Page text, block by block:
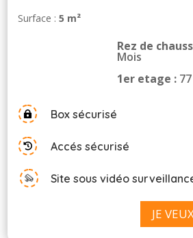
Surface : 5 m²
Rez de
Mois
1er etage :
 Box sécurisé
 Accés sécurisé
Site sous vidéo
JE